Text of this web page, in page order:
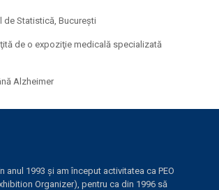
de Statistică, Bucureşti
de o expoziţie medicală specializată
Alzheimer
anul 1993 și am început activitatea ca PEO
Organizer), pentru ca din 1996 să